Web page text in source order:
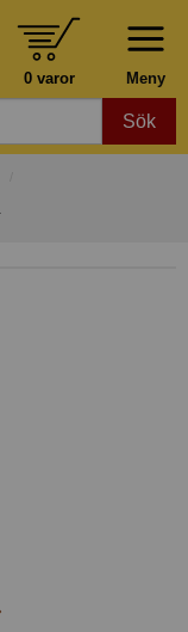
Meny
0 varor
Sök